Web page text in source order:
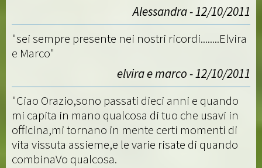
Alessandra - 12/10/2011
"sei sempre presente nei nostri ricordi........Elvira
e Marco"
elvira e marco - 12/10/2011
"Ciao Orazio,sono passati dieci anni e quando
mi capita in mano qualcosa di tuo che usavi in
officina,mi tornano in mente certi momenti di
vita vissuta assieme,e le varie risate di quando
combinaVo qualcosa.